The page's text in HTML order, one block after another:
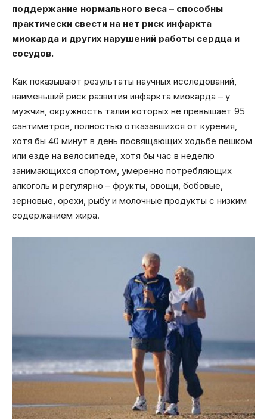
поддержание нормального веса – способны
практически свести на нет риск инфаркта
миокарда и других нарушений работы сердца и
сосудов.
Как показывают результаты научных исследований,
наименьший риск развития инфаркта миокарда – у
мужчин, окружность талии которых не превышает 95
сантиметров, полностью отказавшихся от курения,
хотя бы 40 минут в день посвящающих ходьбе пешком
или езде на велосипеде, хотя бы час в неделю
занимающихся спортом, умеренно потребляющих
алкоголь и регулярно – фрукты, овощи, бобовые,
зерновые, орехи, рыбу и молочные продукты с низким
содержанием жира.